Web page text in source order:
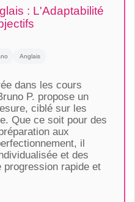
: L'Adaptabilité
Anglais
dans les cours
P. propose un
ciblé sur les
Que ce soit pour des
aux
il
et des
rapide et